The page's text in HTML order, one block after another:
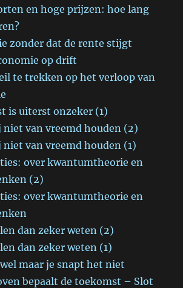
en hoge prijzen: hoe lang
zonder dat de rente stijgt
op drift
te trekken op het verloop van
is uiterst onzeker (1)
niet van vreemd houden (2)
niet van vreemd houden (1)
over kwantumtheorie en
(2)
over kwantumtheorie en
dan zeker weten (2)
dan zeker weten (1)
maar je snapt het niet
bepaalt de toekomst – Slot